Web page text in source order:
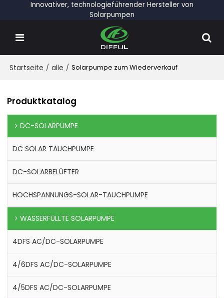
Innovativer, technologieführender Hersteller von
Solarpumpen
Startseite / alle / Solarpumpe zum Wiederverkauf
Produktkatalog
DC-SOLARPUMPE
DC SOLAR TAUCHPUMPE
DC-SOLARBELÜFTER
HOCHSPANNUNGS-SOLAR-TAUCHPUMPE
WASSERFÜLLTE SOLARPUMPE
4DFS AC/DC-SOLARPUMPE
4/6DFS AC/DC-SOLARPUMPE
4/5DFS AC/DC-SOLARPUMPE